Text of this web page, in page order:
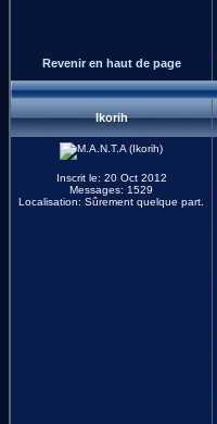
Revenir en haut de page
Ikorih
Inscrit le: 20 Oct 2012
Messages: 1529
Localisation: Sûrement quelque part.